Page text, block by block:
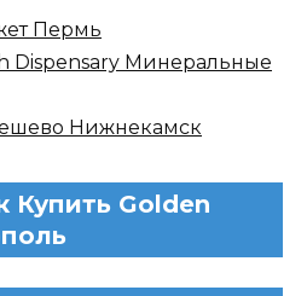
Пермь
Dispensary Минеральные
Нижнекамск
Купить Golden